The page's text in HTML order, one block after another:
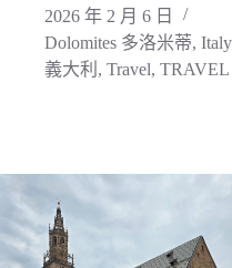
2026 年 2 月 6 日
Dolomites 多洛米蒂,
義大利 , Travel, TRAVEL